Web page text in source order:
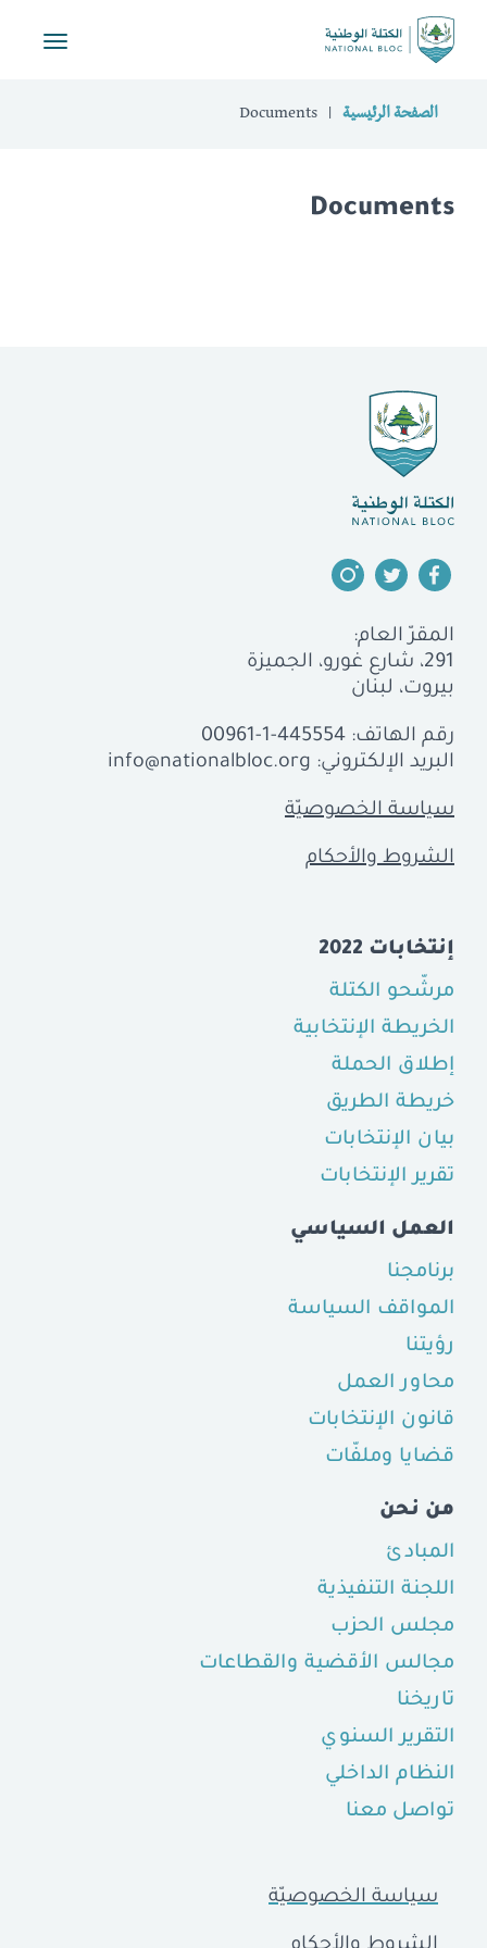
Toggle
الصفحة الرئيسية Documents
Documents
المقرّ العام:
291، شارع غورو، الجميزة
بيروت، لبنان
رقم الهاتف: 00961-1-445554
البريد الإلكتروني: info@nationalbloc.org
سياسة الخصوصيّة
الشروط والأحكام
إنتخابات 2022
مرشّحو الكتلة
الخريطة الإنتخابية
إطلاق الحملة
خريطة الطريق
بيان الإنتخابات
تقرير الإنتخابات
العمل السياسي
برنامجنا
المواقف السياسة
رؤيتنا
محاور العمل
قانون الإنتخابات
قضايا وملفّات
من نحن
المبادئ
اللجنة التنفيذية
مجلس الحزب
مجالس الأقضية والقطاعات
تاريخنا
التقرير السنوي
النظام الداخلي
تواصل معنا
سياسة الخصوصيّة